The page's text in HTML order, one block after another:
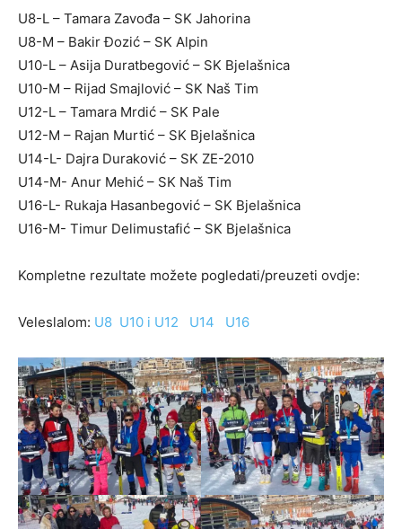
U8-L – Tamara Zavođa – SK Jahorina
U8-M – Bakir Đozić – SK Alpin
U10-L – Asija Duratbegović – SK Bjelašnica
U10-M – Rijad Smajlović – SK Naš Tim
U12-L – Tamara Mrdić – SK Pale
U12-M – Rajan Murtić – SK Bjelašnica
U14-L- Dajra Duraković – SK ZE-2010
U14-M- Anur Mehić – SK Naš Tim
U16-L- Rukaja Hasanbegović – SK Bjelašnica
U16-M- Timur Delimustafić – SK Bjelašnica
Kompletne rezultate možete pogledati/preuzeti ovdje:
Veleslalom: U8 U10 i U12 U14 U16